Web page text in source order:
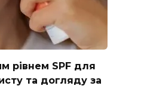
рівнем SPF для
та догляду за